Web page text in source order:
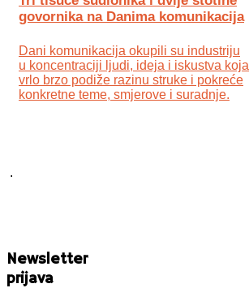
govornika na Danima komunikacija
Dani komunikacija okupili su industriju
u koncentraciji ljudi, ideja i iskustva koja
vrlo brzo podiže razinu struke i pokreće
konkretne teme, smjerove i suradnje.
.
Newsletter
prijava